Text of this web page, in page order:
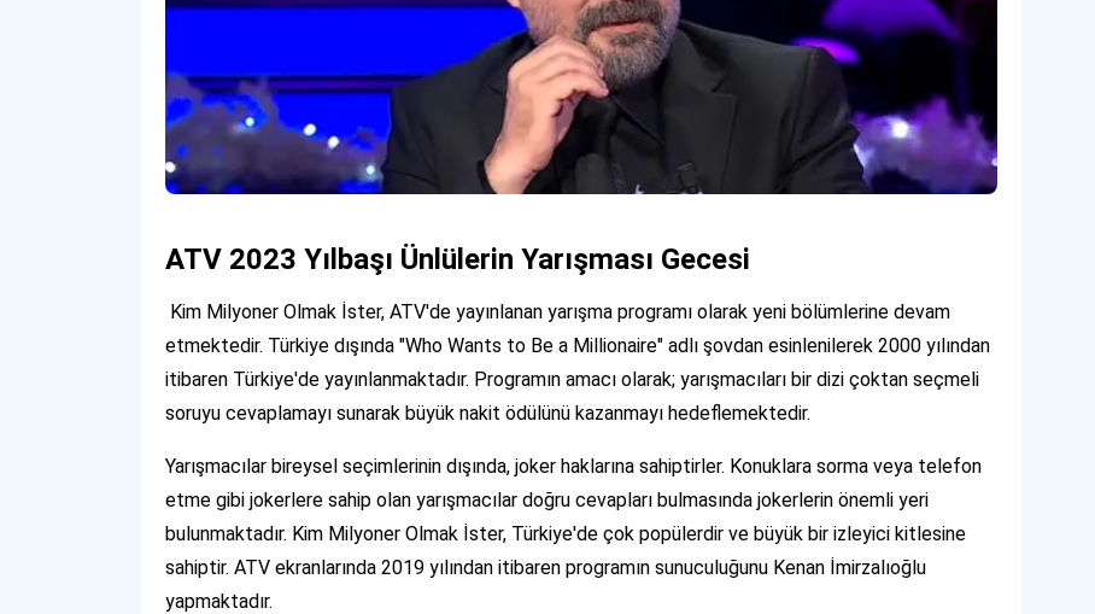
ATV 2023 Yılbaşı Ünlülerin Yarışması Gecesi
Kim Milyoner Olmak İster, ATV'de yayınlanan yarışma programı olarak yeni bölümlerine devam
etmektedir. Türkiye dışında "Who Wants to Be a Millionaire" adlı şovdan esinlenilerek 2000 yılından
itibaren Türkiye'de yayınlanmaktadır. Programın amacı olarak; yarışmacıları bir dizi çoktan seçmeli
soruyu cevaplamayı sunarak büyük nakit ödülünü kazanmayı hedeflemektedir.
Yarışmacılar bireysel seçimlerinin dışında, joker haklarına sahiptirler. Konuklara sorma veya telefon
etme gibi jokerlere sahip olan yarışmacılar doğru cevapları bulmasında jokerlerin önemli yeri
bulunmaktadır. Kim Milyoner Olmak İster, Türkiye'de çok popülerdir ve büyük bir izleyici kitlesine
sahiptir. ATV ekranlarında 2019 yılından itibaren programın sunuculuğunu Kenan İmirzalıoğlu
yapmaktadır.